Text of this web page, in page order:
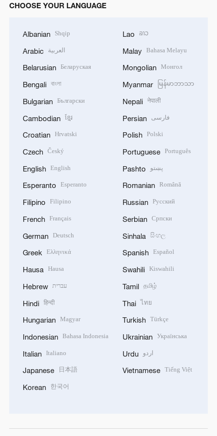
CHOOSE YOUR LANGUAGE
Albanian Shqip
Arabic العربية
Belarusian Беларуская
Bengali বাংলা
Bulgarian Български
Cambodian ខ្មែរ
Croatian Hrvatski
Czech Český
English English
Esperanto Esperanto
Filipino Filipino
French Français
German Deutsch
Greek Ελληνικά
Hausa Hausa
Hebrew עברית
Hindi हिन्दी
Hungarian Magyar
Indonesian Bahasa Indonesia
Italian Italiano
Japanese 日本語
Korean 한국어
Lao ລາວ
Malay Bahasa Melayu
Mongolian Монгол
Myanmar မြန်မာဘာသာ
Nepali नेपाली
Persian فارسی
Polish Polski
Portuguese Português
Pashto پښتو
Romanian Română
Russian Русский
Serbian Српски
Sinhala සිංහල
Spanish Español
Swahili Kiswahili
Tamil தமிழ்
Thai ไทย
Turkish Türkçe
Ukrainian Українська
Urdu اردو
Vietnamese Tiếng Việt